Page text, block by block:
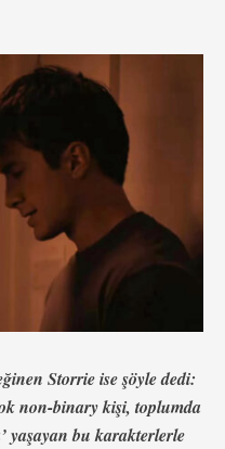
Storrie ise şöyle dedi:
non-binary kişi, toplumda
yaşayan bu karakterlerle